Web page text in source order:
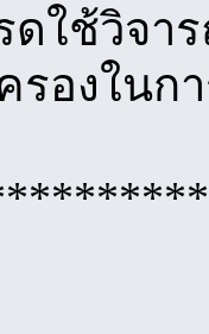
ดใช้วิจา
รองในก